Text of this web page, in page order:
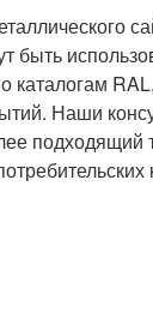
быть
каталогам
Наши
подходящий